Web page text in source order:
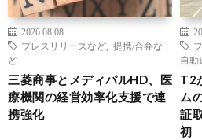
2026.08.08
プレスリリースなど
提携/合弁な
ど
三菱商事とメディパルHD、医
療機関の経営効率化支援で連
携強化
自動
T2
ム
証
初